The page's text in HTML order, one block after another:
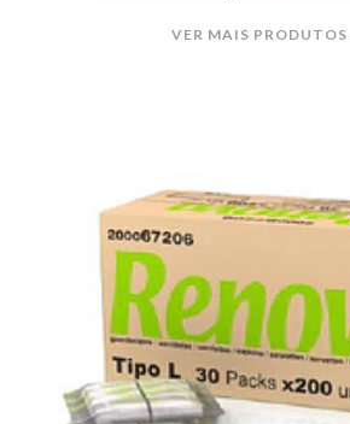
VER MAIS PRODUTOS